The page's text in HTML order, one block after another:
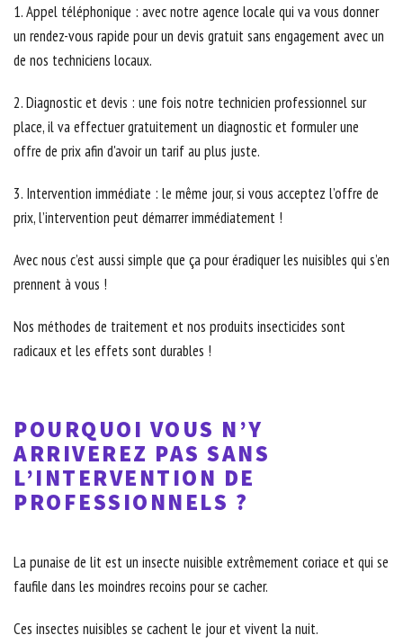
1. Appel téléphonique : avec notre agence locale qui va vous donner
un rendez-vous rapide pour un devis gratuit sans engagement avec un
de nos techniciens locaux.
2. Diagnostic et devis : une fois notre technicien professionnel sur
place, il va effectuer gratuitement un diagnostic et formuler une
offre de prix afin d'avoir un tarif au plus juste.
3. Intervention immédiate : le même jour, si vous acceptez l’offre de
prix, l’intervention peut démarrer immédiatement !
Avec nous c’est aussi simple que ça pour éradiquer les nuisibles qui s’en
prennent à vous !
Nos méthodes de traitement et nos produits insecticides sont
radicaux et les effets sont durables !
POURQUOI VOUS N’Y
ARRIVEREZ PAS SANS
L’INTERVENTION DE
PROFESSIONNELS ?
La punaise de lit est un insecte nuisible extrêmement coriace et qui se
faufile dans les moindres recoins pour se cacher.
Ces insectes nuisibles se cachent le jour et vivent la nuit.